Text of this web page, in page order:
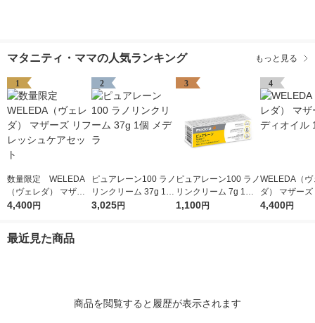
マタニティ・ママの人気ランキング もっと見る
1
数量限定 WELEDA
（ヴェレダ） マザー
ズ リフレッシュケア
4,400円
2
ピュアレーン100 ラノ
リンクリーム 37g 1個
メデラ
3,025円
3
ピュアレーン100 ラノ
リンクリーム 7g 1個
メデラ
1,100円
4
WELEDA（ヴ
ダ） マザー
オイル 100mL
4,400円
最近見た商品
商品を閲覧すると履歴が表示されます